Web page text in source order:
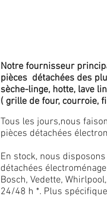
Notre fournisseur
pièces détachées des
sèche-linge, hotte, lave
( grille de four, courroie,
Tous les jours,nous
pièces détachées
En stock, nous
détachées
Bosch, Vedette,
24/48 h *. Plus